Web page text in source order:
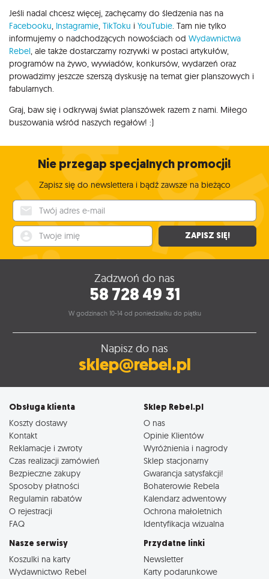
Jeśli nadal chcesz więcej, zachęcamy do śledzenia nas na
Facebooku, Instagramie, TikToku i YouTubie. Tam nie tylko
informujemy o nadchodzących nowościach od Wydawnictwa
Rebel, ale także dostarczamy rozrywki w postaci artykułów,
programów na żywo, wywiadów, konkursów, wydarzeń oraz
prowadzimy jeszcze szerszą dyskusję na temat gier planszowych i
fabularnych.
Graj, baw się i odkrywaj świat planszówek razem z nami. Miłego
buszowania wśród naszych regałów! :)
Nie przegap specjalnych promocji!
Zapisz się do newslettera i bądź zawsze na bieżąco
ZAPISZ SIĘ!
Zadzwoń do nas
58 728 49 31
W godzinach 10-14 od poniedziałku do piątku
Napisz do nas
sklep@rebel.pl
Obsługa klienta
Koszty dostawy
Kontakt
Reklamacje i zwroty
Czas realizacji zamówień
Bezpieczne zakupy
Sposoby płatności
Regulamin rabatów
O rejestracji
FAQ
Sklep Rebel.pl
O nas
Opinie Klientów
Wyróżnienia i nagrody
Sklep stacjonarny
Gwarancja satysfakcji!
Bohaterowie Rebela
Kalendarz adwentowy
Ochrona małoletnich
Identyfikacja wizualna
Nasze serwisy
Koszulki na karty
Wydawnictwo Rebel
Przydatne linki
Newsletter
Karty podarunkowe